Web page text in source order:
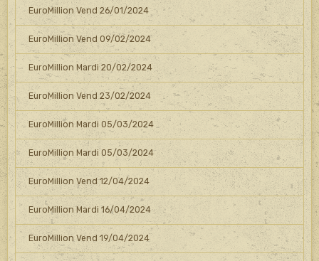
EuroMillion Vend 26/01/2024
EuroMillion Vend 09/02/2024
EuroMillion Mardi 20/02/2024
EuroMillion Vend 23/02/2024
EuroMillion Mardi 05/03/2024
EuroMillion Mardi 05/03/2024
EuroMillion Vend 12/04/2024
EuroMillion Mardi 16/04/2024
EuroMillion Vend 19/04/2024